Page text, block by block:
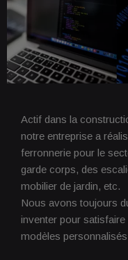
Actif dans la
notre entreprise a
ferronnerie pour le
garde corps, des
mobilier de jardin, etc.
Nous avons toujours
inventer pour
modèles